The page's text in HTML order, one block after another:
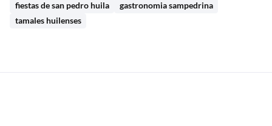
fiestas de san pedro huila
gastronomia sampedrina
tamales huilenses